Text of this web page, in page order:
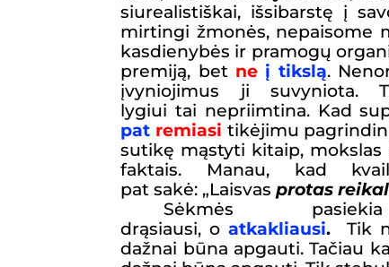
siurealistiškai, išsibarstę į
mirtingi žmonės, nepaisome
kasdienybės ir pramogų
premiją, bet ne į tikslą.
įvyniojimus ji suvyniota.
lygiui tai nepriimtina. Kad
pat remiasi tikėjimu
sutikę mąstyti kitaip,
faktais.
Manau, kad
pat sakė: „Laisvas protas
Sėkmės
drąsiausi, oatkakliausi. Tik
dažnai būna apgauti. Tačiau